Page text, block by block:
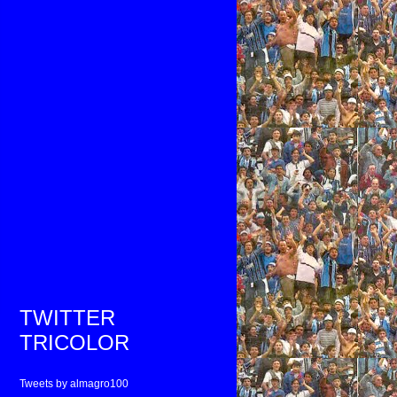
TWITTER
TRICOLOR
Tweets by almagro100